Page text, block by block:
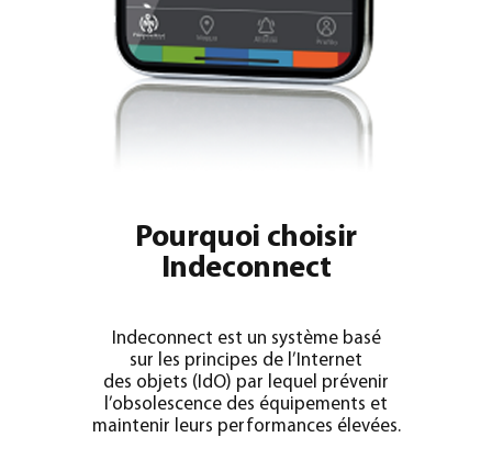
Pourquoi choisir
Indeconnect
Indeconnect est un système basé
sur les principes de l’Internet
des objets (IdO) par lequel prévenir
l’obsolescence des équipements et
maintenir leurs performances élevées.